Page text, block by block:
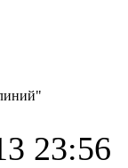
23:56